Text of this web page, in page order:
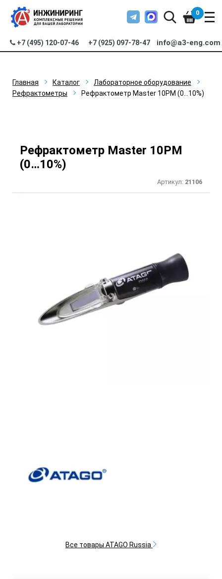
+7 (495) 120-07-46 +7 (925) 097-78-47 info@a3-eng.com
0
Главная Каталог
Лабораторное оборудование
Рефрактометры
Рефрактометр Master 10PM (0…10%)
Рефрактометр Master 10PM
(0…10%)
Артикул: 21106
Все товары ATAGO Russia